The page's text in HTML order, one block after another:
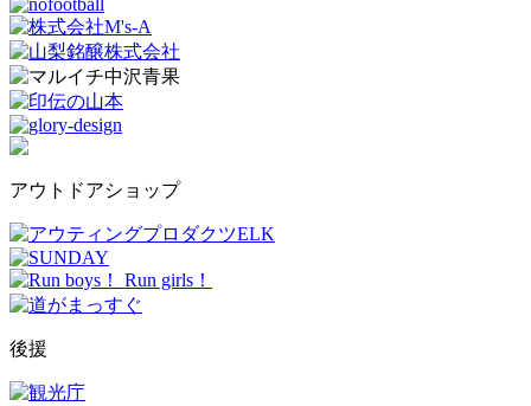
アウトドアショップ
後援